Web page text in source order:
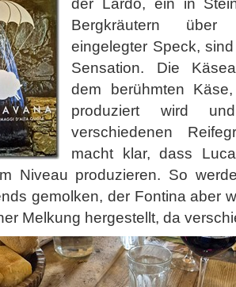
der Lardo, ein in
Bergkräutern über
eingelegter Speck,
Sensation. Die
dem berühmten
produziert wird
verschiedenen
macht klar, dass
Niveau produzieren. So
gemolken, der Fontina aber
Melkung hergestellt, da